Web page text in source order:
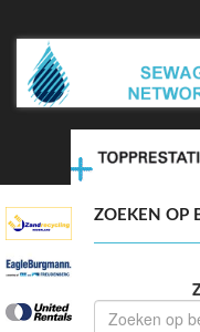
ZOEKEN OP